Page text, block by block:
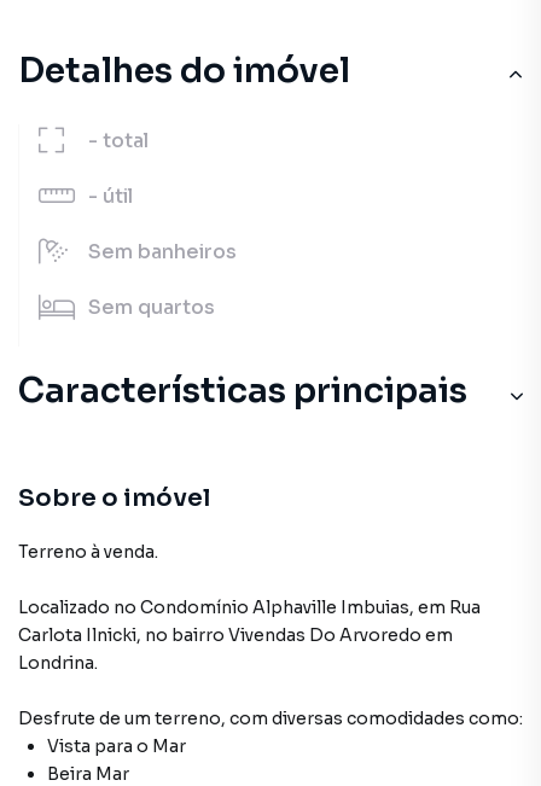
Detalhes do imóvel
- total
- útil
Sem banheiros
Sem quartos
Características principais
Sobre o imóvel
Terreno à venda.
Localizado no Condomínio Alphaville Imbuias, em Rua
Carlota Ilnicki, no bairro Vivendas Do Arvoredo em
Londrina.
Desfrute de um terreno, com diversas comodidades como:
Vista para o Mar
Beira Mar